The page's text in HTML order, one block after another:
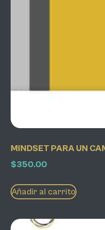
MINDSET PARA UN
$350.00
Añadir al carrito